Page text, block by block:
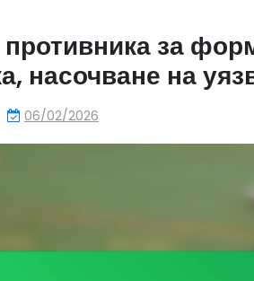
за
насочване на
06/02/2026